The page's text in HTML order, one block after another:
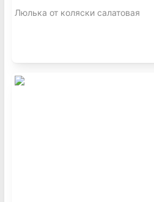
Люлька от коляски салатовая